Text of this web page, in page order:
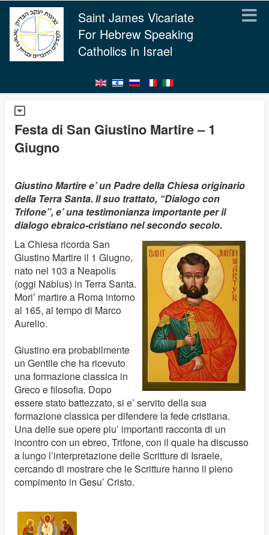
Saint James Vicariate
For Hebrew Speaking
Catholics in Israel
Festa di San Giustino Martire – 1
Giugno
Giustino Martire e’ un Padre della Chiesa originario
della Terra Santa. Il suo trattato, “Dialogo con
Trifone”, e’ una testimonianza importante per il
dialogo ebraico-cristiano nel secondo secolo.
La Chiesa ricorda San
Giustino Martire il 1 Giugno,
nato nel 103 a Neapolis
(oggi Nablus) in Terra Santa.
Mori’ martire a Roma intorno
al 165, al tempo di Marco
Aurelio.
Giustino era probabilmente
un Gentile che ha ricevuto
una formazione classica in
Greco e filosofia. Dopo
essere stato battezzato, si e’ servito della sua
formazione classica per difendere la fede cristiana.
Una delle sue opere piu’ importanti racconta di un
incontro con un ebreo, Trifone, con il quale ha discusso
a lungo l’interpretazione delle Scritture di Israele,
cercando di mostrare che le Scritture hanno il pieno
compimento in Gesu’ Cristo.